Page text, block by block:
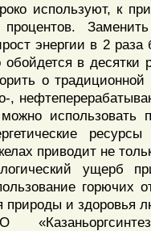
используют, к
энергии в 2
обойдется в
о
,
использовать
приводит не
ущерб
горючих
природы и здоровья